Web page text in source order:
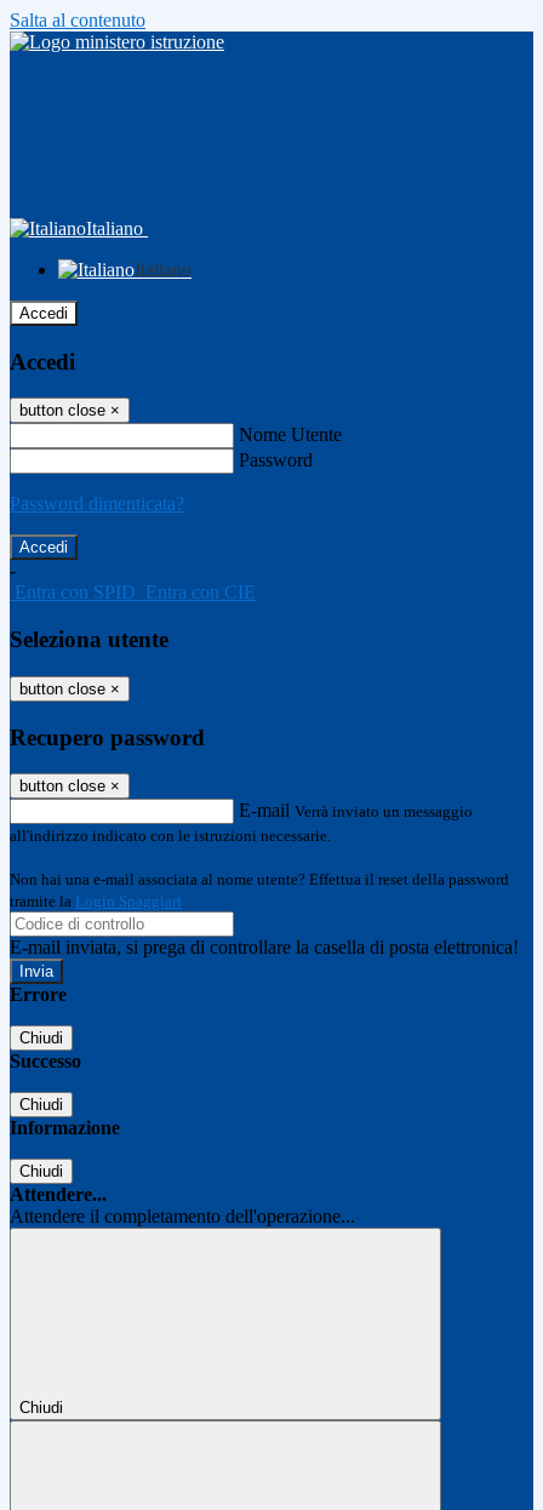
Salta al contenuto
Italiano
Italiano
Accedi
Accedi
button close ×
Nome Utente
Password
Password dimenticata?
-
Entra con SPID Entra con CIE
Seleziona utente
button close ×
Recupero password
button close ×
E-mail Verrà inviato un messaggio
all'indirizzo indicato con le istruzioni necessarie.
Non hai una e-mail associata al nome utente? Effettua il reset della password
tramite la Login Spaggiari
E-mail inviata, si prega di controllare la casella di posta elettronica!
Errore
Chiudi
Successo
Chiudi
Informazione
Chiudi
Attendere...
Attendere il completamento dell'operazione...
Chiudi